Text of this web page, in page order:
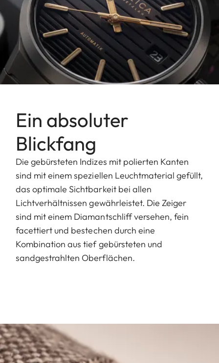
Ein absoluter
Blickfang
Die gebürsteten Indizes mit polierten Kanten
sind mit einem speziellen Leuchtmaterial gefüllt,
das optimale Sichtbarkeit bei allen
Lichtverhältnissen gewährleistet. Die Zeiger
sind mit einem Diamantschliff versehen, fein
facettiert und bestechen durch eine
Kombination aus tief gebürsteten und
sandgestrahlten Oberflächen.